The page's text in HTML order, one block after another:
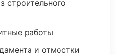
строительного
работы
и отмостки